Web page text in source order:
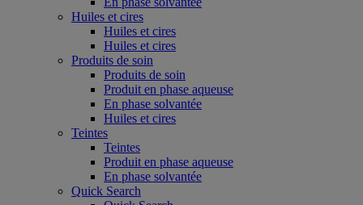
Huiles et cires
Huiles et cires
Huiles et cires
Produits de soin
Produits de soin
Produit en phase aqueuse
En phase solvantée
Huiles et cires
Teintes
Teintes
Produit en phase aqueuse
En phase solvantée
Quick Search